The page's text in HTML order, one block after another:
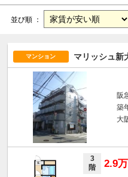
並び順 ：
マンション マリッシュ新
阪
築
大
3
階
2.9